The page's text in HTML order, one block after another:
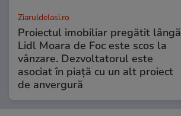
ZiaruldeIasi.ro
Proiectul imobiliar pregătit lângă
Lidl Moara de Foc este scos la
vânzare. Dezvoltatorul este
asociat în piață cu un alt proiect
de anvergură